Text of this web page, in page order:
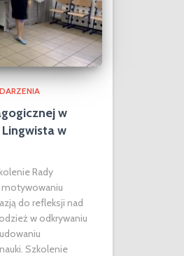
w
w
Rady
do refleksji nad
w odkrywaniu
Szkolenie